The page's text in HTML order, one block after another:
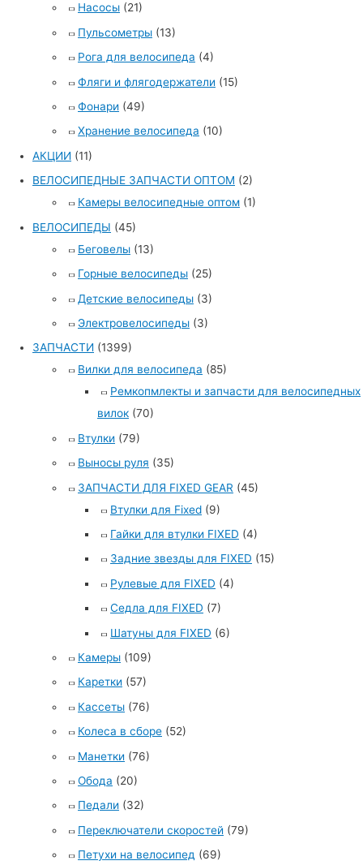
Насосы (21)
Пульсометры (13)
Рога для велосипеда (4)
Фляги и флягодержатели (15)
Фонари (49)
Хранение велосипеда (10)
АКЦИИ (11)
ВЕЛОСИПЕДНЫЕ ЗАПЧАСТИ ОПТОМ (2)
Камеры велосипедные оптом (1)
ВЕЛОСИПЕДЫ (45)
Беговелы (13)
Горные велосипеды (25)
Детские велосипеды (3)
Электровелосипеды (3)
ЗАПЧАСТИ (1399)
Вилки для велосипеда (85)
Ремкопмлекты и запчасти для велосипедных
вилок (70)
Втулки (79)
Выносы руля (35)
ЗАПЧАСТИ ДЛЯ FIXED GEAR (45)
Втулки для Fixed (9)
Гайки для втулки FIXED (4)
Задние звезды для FIXED (15)
Рулевые для FIXED (4)
Седла для FIXED (7)
Шатуны для FIXED (6)
Камеры (109)
Каретки (57)
Кассеты (76)
Колеса в сборе (52)
Манетки (76)
Обода (20)
Педали (32)
Переключатели скоростей (79)
Петухи на велосипед (69)